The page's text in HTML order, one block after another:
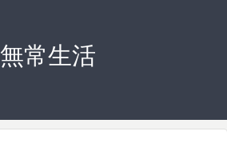
無常生活